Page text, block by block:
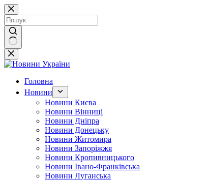
Перейти
до
вмісту
Немає
результатів
Головна
Новини
Новини Києва
Новини Вінниці
Новини Дніпра
Новини Донецьку
Новини Житомира
Новини Запоріжжя
Новини Кропивницького
Новини Івано-Франківська
Новини Луганська